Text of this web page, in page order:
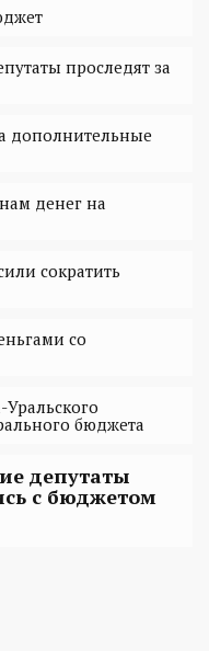
проследят за
дополнительные
денег на
сократить
со
бюджета
депутаты
с бюджетом